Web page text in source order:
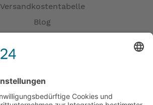
Versandkostentabelle
Blog
Öffnungszeiten
Versandpartner